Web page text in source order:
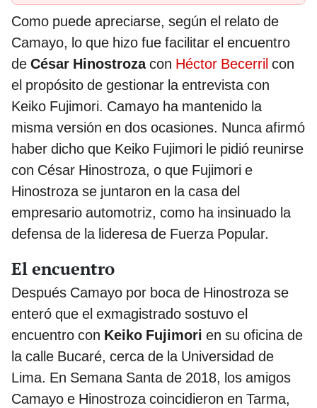
Como puede apreciarse, según el relato de
Camayo, lo que hizo fue facilitar el encuentro
de César Hinostrozacon Héctor Becerril con
el propósito de gestionar la entrevista con
Keiko Fujimori. Camayo ha mantenido la
misma versión en dos ocasiones. Nunca afirmó
haber dicho que Keiko Fujimori le pidió reunirse
con César Hinostroza, o que Fujimori e
Hinostroza se juntaron en la casa del
empresario automotriz, como ha insinuado la
defensa de la lideresa de Fuerza Popular.
El encuentro
Después Camayo por boca de Hinostroza se
enteró que el exmagistrado sostuvo el
encuentro con Keiko Fujimori en su oficina de
la calle Bucaré, cerca de la Universidad de
Lima. En Semana Santa de 2018, los amigos
Camayo e Hinostroza coincidieron en Tarma,